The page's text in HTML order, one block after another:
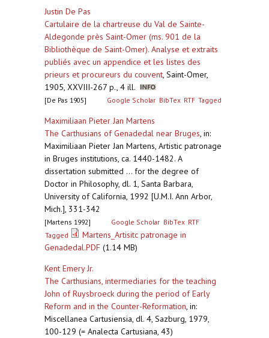
Justin De Pas
Cartulaire de la chartreuse du Val de Sainte-
Aldegonde près Saint-Omer (ms. 901 de la
Bibliothèque de Saint-Omer). Analyse et extraits
publiés avec un appendice et les listes des
prieurs et procureurs du couvent, Saint-Omer,
1905, XXVIII-267 p., 4 ill.
[De Pas 1905] Google Scholar BibTex RTF Tagged
Maximiliaan Pieter Jan Martens
The Carthusians of Genadedal near Bruges, in:
Maximiliaan Pieter Jan Martens, Artistic patronage
in Bruges institutions, ca. 1440-1482. A
dissertation submitted ... for the degree of
Doctor in Philosophy, dl. 1, Santa Barbara,
University of California, 1992 [U.M.I. Ann Arbor,
Mich.], 331-342
[Martens 1992] Google Scholar BibTex RTF
Tagged
Martens_Artisitc patronage in
Genadedal.PDF (1.14 MB)
Kent Emery Jr.
The Carthusians, intermediaries for the teaching
John of Ruysbroeck during the period of Early
Reform and in the Counter-Reformation, in:
Miscellanea Cartusiensia, dl. 4, Sazburg, 1979,
100-129 (= Analecta Cartusiana, 43)